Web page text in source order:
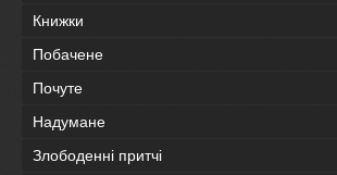
Книжки
Побачене
Почуте
Надумане
Злободенні притчі